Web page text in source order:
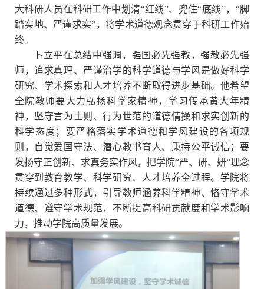
大科研人员在科研工作中划清“红线”、兜住“底线”，“脚
踏实地、严谨求实”，将学术道德观念贯穿于科研工作始
终。
卜立平在总结中强调，强国必先强教，强教必先强
师，追求真理、严谨治学的科学道德与学风是做好科学
研究、学术探索和人才培养不断取得进步基础。他希望
全院教师要大力弘扬科学家精神，学习传承黄大年精
神，坚守言为士则、行为世范的道德情操和求实创新的
科学态度；要严格落实学术道德和学风建设的各项规
则，自觉爱国守法、潜心教书育人、秉持公平诚信；要
发扬守正创新、求真务实作风，把学院“严、研、妍”理念
贯穿到教育教学、科学研究、人才培养全过程。学院将
持续通过多种形式，引导教师涵养科学精神、恪守学术
道德、遵守学术规范，不断提高科研贡献度和学术影响
力，推动学院高质量发展。